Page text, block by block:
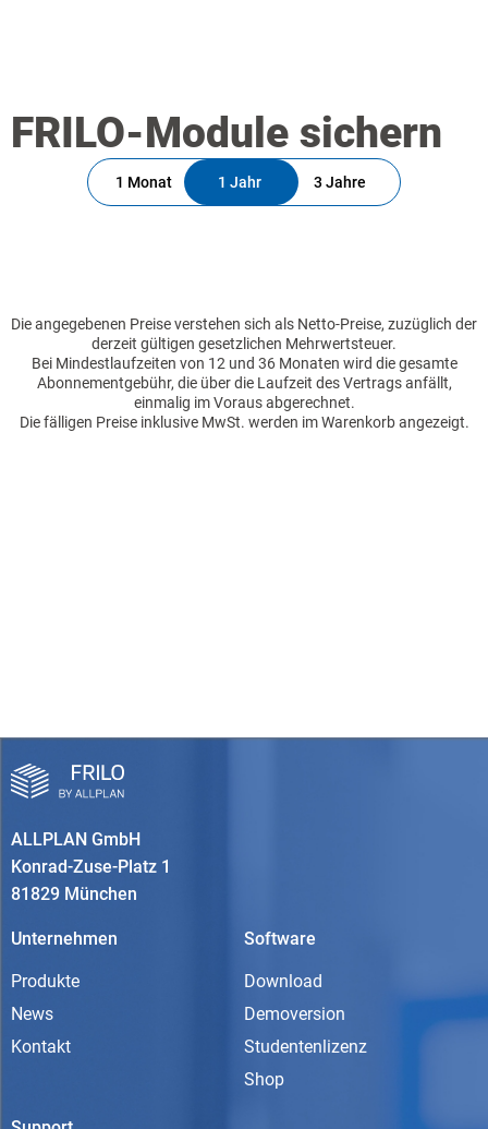
FRILO-Module sichern
1 Monat 1 Jahr 3 Jahre
Die angegebenen Preise verstehen sich als Netto-Preise, zuzüglich der
derzeit gültigen gesetzlichen Mehrwertsteuer.
Bei Mindestlaufzeiten von 12 und 36 Monaten wird die gesamte
Abonnementgebühr, die über die Laufzeit des Vertrags anfällt,
einmalig im Voraus abgerechnet.
Die fälligen Preise inklusive MwSt. werden im Warenkorb angezeigt.
ALLPLAN GmbH
Konrad-Zuse-Platz 1
81829 München
Unternehmen
Produkte
News
Kontakt
Software
Download
Demoversion
Studentenlizenz
Shop